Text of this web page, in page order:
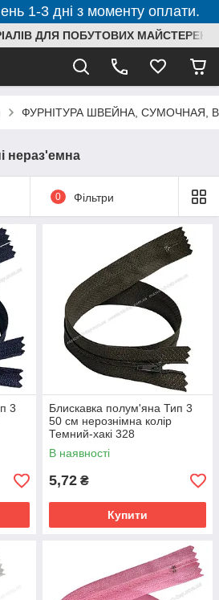
1-3 дні з моменту оплати.
ДЛЯ ПОБУТОВИХ МАЙСТЕРЕНЬ
ФУРНІТУРА ШВЕЙНА, СУМОЧНАЯ,
нераз'емна
0 Фільтри
3
Блискавка полум'яна Тип 3
50 см нерознімна колір
Темний-хакі 328
В наявності
5,72 ₴
Купити